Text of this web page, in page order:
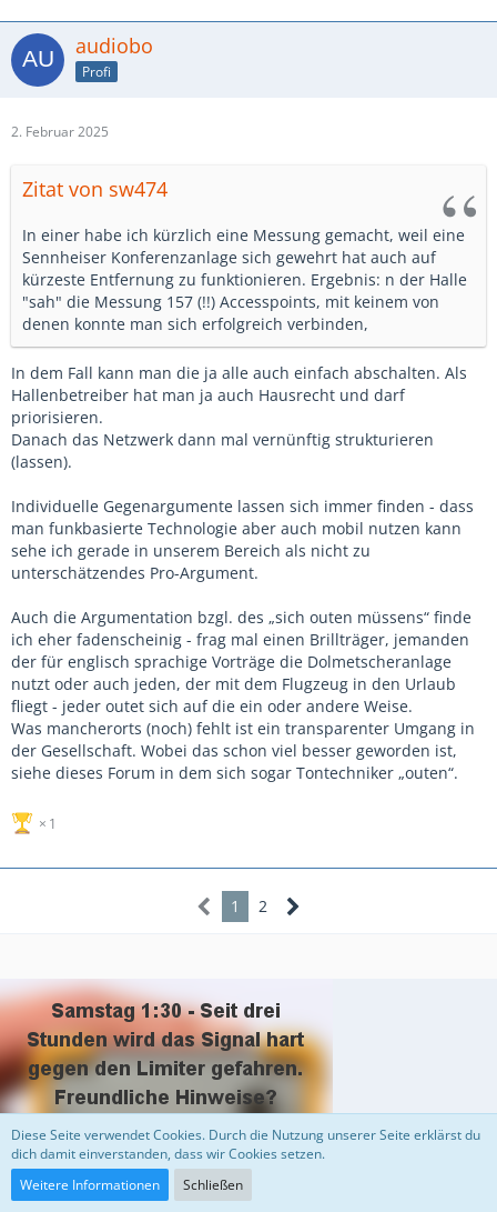
audiobo
Profi
2. Februar 2025
Zitat von sw474
In einer habe ich kürzlich eine Messung gemacht, weil eine
Sennheiser Konferenzanlage sich gewehrt hat auch auf
kürzeste Entfernung zu funktionieren. Ergebnis: n der Halle
"sah" die Messung 157 (!!) Accesspoints, mit keinem von
denen konnte man sich erfolgreich verbinden,
In dem Fall kann man die ja alle auch einfach abschalten. Als
Hallenbetreiber hat man ja auch Hausrecht und darf
priorisieren.
Danach das Netzwerk dann mal vernünftig strukturieren
(lassen).
Individuelle Gegenargumente lassen sich immer finden - dass
man funkbasierte Technologie aber auch mobil nutzen kann
sehe ich gerade in unserem Bereich als nicht zu
unterschätzendes Pro-Argument.
Auch die Argumentation bzgl. des „sich outen müssens“ finde
ich eher fadenscheinig - frag mal einen Brillträger, jemanden
der für englisch sprachige Vorträge die Dolmetscheranlage
nutzt oder auch jeden, der mit dem Flugzeug in den Urlaub
fliegt - jeder outet sich auf die ein oder andere Weise.
Was mancherorts (noch) fehlt ist ein transparenter Umgang in
der Gesellschaft. Wobei das schon viel besser geworden ist,
siehe dieses Forum in dem sich sogar Tontechniker „outen“.
1
1 2
Diese Seite verwendet Cookies. Durch die Nutzung unserer Seite erklärst du
dich damit einverstanden, dass wir Cookies setzen.
Weitere Informationen
Schließen